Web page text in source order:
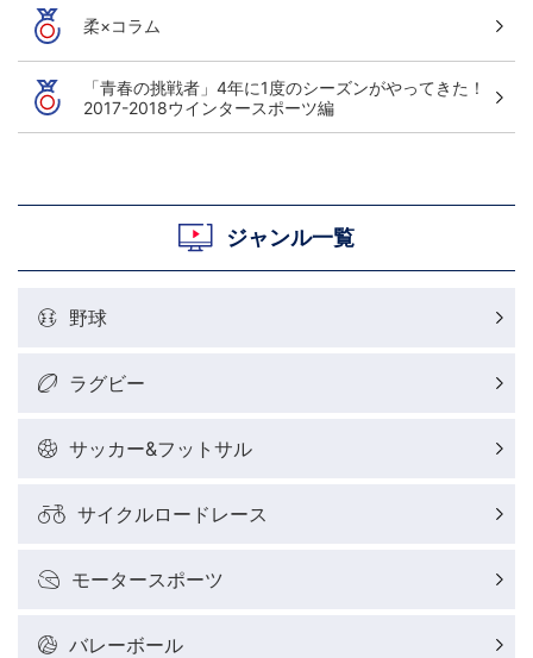
柔×コラム
「青春の挑戦者」4年に1度のシーズンがやってきた！
2017-2018ウインタースポーツ編
ジャンル一覧
野球
ラグビー
サッカー&フットサル
サイクルロードレース
モータースポーツ
バレーボール